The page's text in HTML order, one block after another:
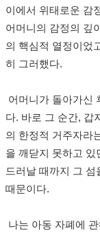
이에서 위태로운 감
어머니의 감정의 깊
의 핵심적 열정이었
히 그러했다.
어머니가 돌아가신
다. 바로 그 순간, 갑
의 한정적 거주자라
을 깨닫지 못하고 있
드러날 때까지 그 섬
때문이다.
나는 아동 자폐에